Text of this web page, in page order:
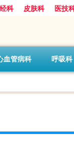
科 皮肤科 医技
血管病科 呼吸科